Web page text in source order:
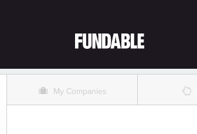
O My Companies %